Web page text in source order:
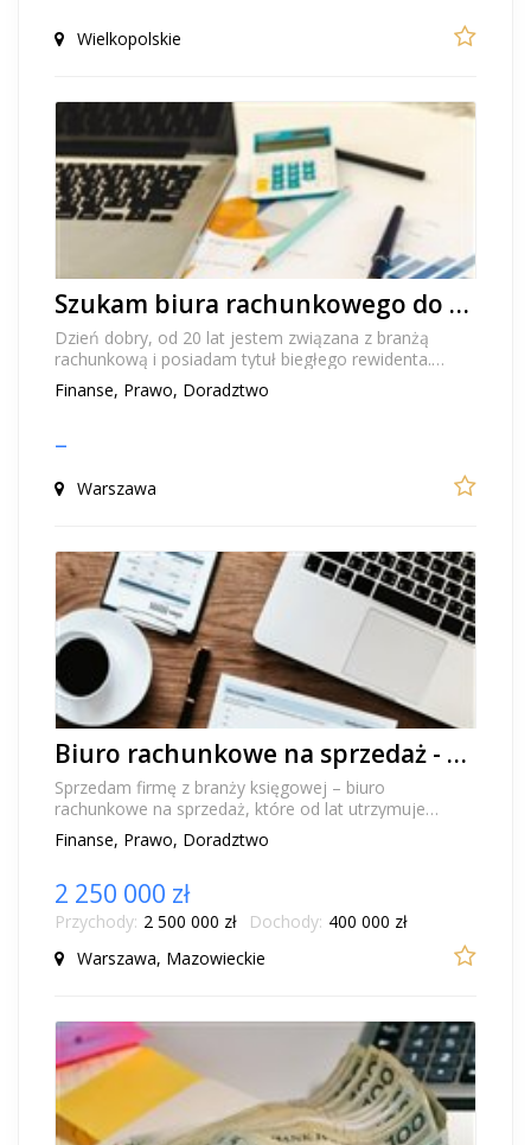
Wielkopolskie
Szukam biura rachunkowego do przejęcia - zakup lub spokojnie przeprowadzona sukcesja
Dzień dobry, od 20 lat jestem związana z branżą
rachunkową i posiadam tytuł biegłego rewidenta.
Poszukuję biura rachunkowego do przejęcia –
zarówno...
Finanse, Prawo, Doradztwo
–
Warszawa
Biuro rachunkowe na sprzedaż - rentowna firma księgowa z pełną księgowością i obsługą podmiotów zagranicznych
Sprzedam firmę z branży księgowej – biuro
rachunkowe na sprzedaż, które od lat utrzymuje
długoterminową rentowność wyższą od średniej w
branży. To...
Finanse, Prawo, Doradztwo
2 250 000 zł
Przychody: 2 500 000 zł Dochody: 400 000 zł
Warszawa, Mazowieckie